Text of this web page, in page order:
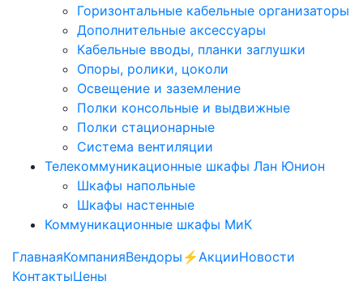
Горизонтальные кабельные организаторы
Дополнительные аксессуары
Кабельные вводы, планки заглушки
Опоры, ролики, цоколи
Освещение и заземление
Полки консольные и выдвижные
Полки стационарные
Система вентиляции
Телекоммуникационные шкафы Лан Юнион
Шкафы напольные
Шкафы настенные
Коммуникационные шкафы МиК
ГлавнаяКомпанияВендоры ⚡️АкцииНовости
КонтактыЦены